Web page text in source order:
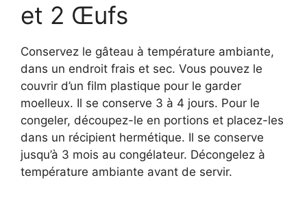
et 2 Œufs
Conservez le gâteau à température ambiante,
dans un endroit frais et sec. Vous pouvez le
couvrir d’un film plastique pour le garder
moelleux. Il se conserve 3 à 4 jours. Pour le
congeler, découpez-le en portions et placez-les
dans un récipient hermétique. Il se conserve
jusqu’à 3 mois au congélateur. Décongelez à
température ambiante avant de servir.